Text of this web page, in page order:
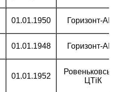
01.01.1950 Горизонт-
01.01.1948 Горизонт-
01.01.1952
ЦТіК